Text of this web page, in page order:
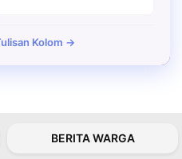
Kolom →
BERITA WARGA